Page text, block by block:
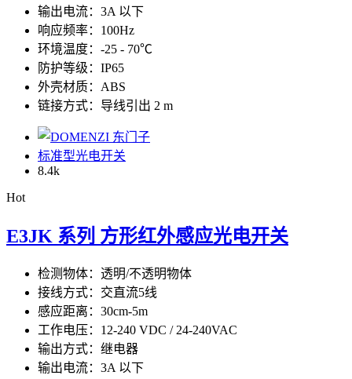
输出电流：3A 以下
响应频率：100Hz
环境温度：-25 - 70℃
防护等级：IP65
外壳材质：ABS
链接方式：导线引出 2 m
标准型光电开关
8.4k
Hot
E3JK 系列 方形红外感应光电开关
检测物体：透明/不透明物体
接线方式：交直流5线
感应距离：30cm-5m
工作电压：12-240 VDC / 24-240VAC
输出方式：继电器
输出电流：3A 以下